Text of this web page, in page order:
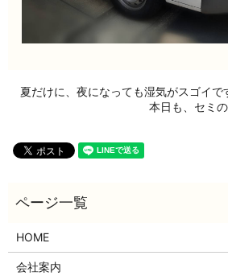
夏だけに、夜になっても湿気がスゴイで
本日も、セミ
HOME
会社案内